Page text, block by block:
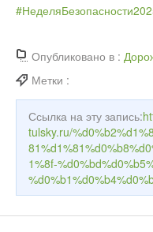
Опубликовано в :
Метки :
Ссылка на эту запись:
tulsky.ru/
1%8f-